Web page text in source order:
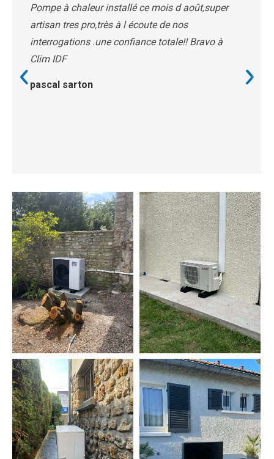
pascal sarton
Pompe à chaleur installé ce mois d août,super
artisan tres pro,très à l écoute de nos
interrogations .une confiance totale!! Bravo à
Clim IDF